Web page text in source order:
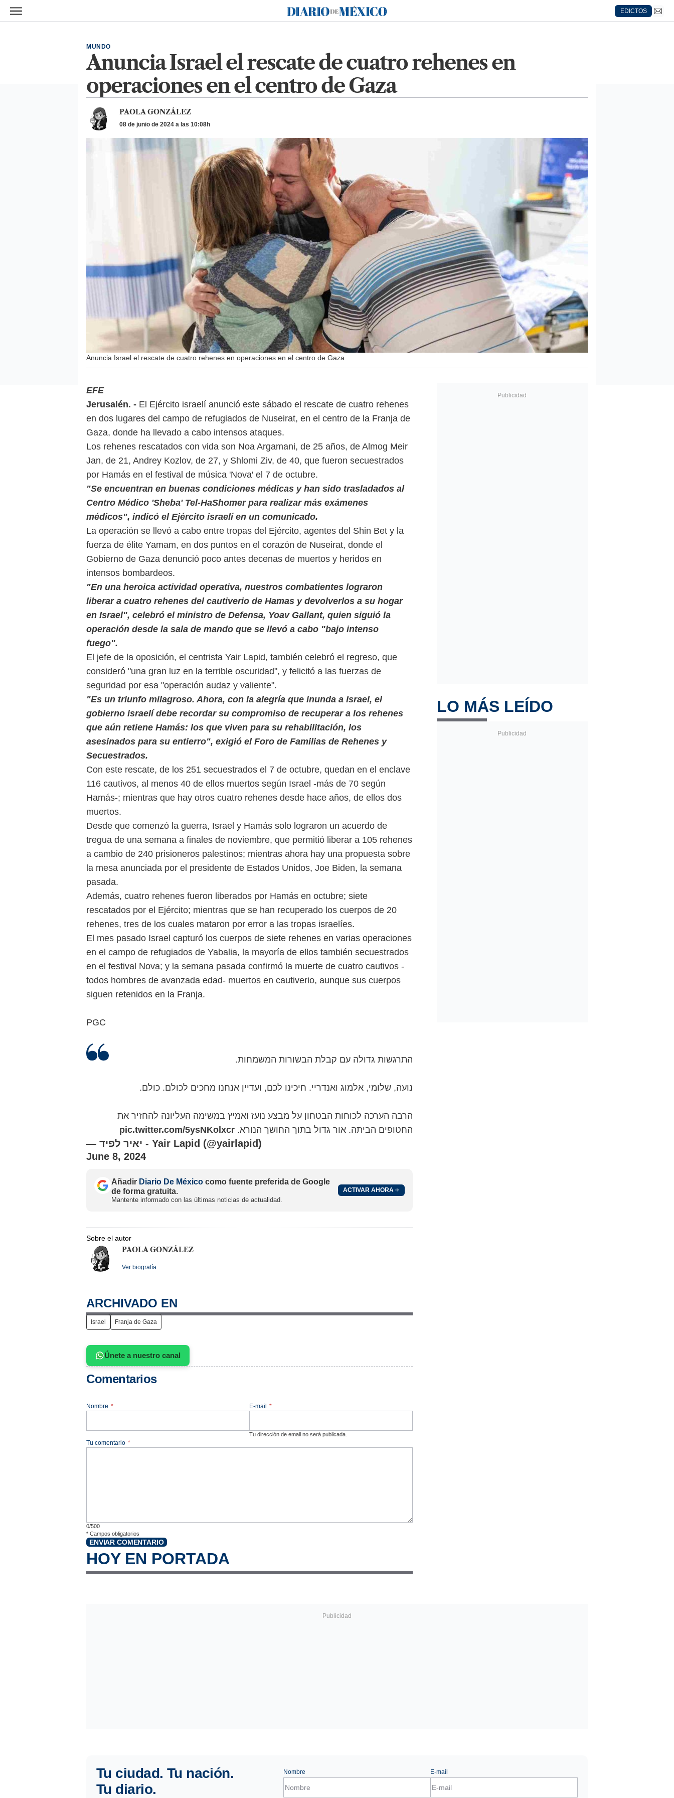
Ir al contenido principal
Diario de México
EDICTOS
Anuncia Israel el rescate de cuatro rehenes en
operaciones en el centro de Gaza
MUNDO
PAOLA GONZÁLEZ
08 de junio de 2024 a las 10:08h
Anuncia Israel el rescate de cuatro rehenes en operaciones en el centro de Gaza
EFE
Jerusalén. - El Ejército israelí anunció este sábado el rescate de cuatro rehenes
en dos lugares del campo de refugiados de Nuseirat, en el centro de la Franja de
Gaza, donde ha llevado a cabo intensos ataques.
Los rehenes rescatados con vida son Noa Argamani, de 25 años, de Almog Meir
Jan, de 21, Andrey Kozlov, de 27, y Shlomi Ziv, de 40, que fueron secuestrados
por Hamás en el festival de música 'Nova' el 7 de octubre.
"Se encuentran en buenas condiciones médicas y han sido trasladados al
Centro Médico 'Sheba' Tel-HaShomer para realizar más exámenes
médicos", indicó el Ejército israelí en un comunicado.
La operación se llevó a cabo entre tropas del Ejército, agentes del Shin Bet y la
fuerza de élite Yamam, en dos puntos en el corazón de Nuseirat, donde el
Gobierno de Gaza denunció poco antes decenas de muertos y heridos en
intensos bombardeos.
"En una heroica actividad operativa, nuestros combatientes lograron
liberar a cuatro rehenes del cautiverio de Hamas y devolverlos a su hogar
en Israel", celebró el ministro de Defensa, Yoav Gallant, quien siguió la
operación desde la sala de mando que se llevó a cabo "bajo intenso
fuego".
El jefe de la oposición, el centrista Yair Lapid, también celebró el regreso, que
consideró "una gran luz en la terrible oscuridad", y felicitó a las fuerzas de
seguridad por esa "operación audaz y valiente".
"Es un triunfo milagroso. Ahora, con la alegría que inunda a Israel, el
gobierno israelí debe recordar su compromiso de recuperar a los rehenes
que aún retiene Hamás: los que viven para su rehabilitación, los
asesinados para su entierro", exigió el Foro de Familias de Rehenes y
Secuestrados.
Con este rescate, de los 251 secuestrados el 7 de octubre, quedan en el enclave
116 cautivos, al menos 40 de ellos muertos según Israel -más de 70 según
Hamás-; mientras que hay otros cuatro rehenes desde hace años, de ellos dos
muertos.
Desde que comenzó la guerra, Israel y Hamás solo lograron un acuerdo de
tregua de una semana a finales de noviembre, que permitió liberar a 105 rehenes
a cambio de 240 prisioneros palestinos; mientras ahora hay una propuesta sobre
la mesa anunciada por el presidente de Estados Unidos, Joe Biden, la semana
pasada.
Además, cuatro rehenes fueron liberados por Hamás en octubre; siete
rescatados por el Ejército; mientras que se han recuperado los cuerpos de 20
rehenes, tres de los cuales mataron por error a las tropas israelíes.
El mes pasado Israel capturó los cuerpos de siete rehenes en varias operaciones
en el campo de refugiados de Yabalia, la mayoría de ellos también secuestrados
en el festival Nova; y la semana pasada confirmó la muerte de cuatro cautivos -
todos hombres de avanzada edad- muertos en cautiverio, aunque sus cuerpos
siguen retenidos en la Franja.
PGC
התרגשות גדולה עם קבלת הבשורות המשמחות.
נועה, שלומי, אלמוג ואנדריי. חיכינו לכם, ועדיין אנחנו מחכים לכולם. כולם.
הרבה הערכה לכוחות הבטחון על מבצע נועז ואמיץ במשימה העליונה להחזיר את
החטופים הביתה. אור גדול בתוך החושך הנורא.pic.twitter.com/5ysNKolxcr
— יאיר לפיד - Yair Lapid (@yairlapid)
June 8, 2024
Añadir Diario De México como fuente preferida de Google
de forma gratuita.
Mantente informado con las últimas noticias de actualidad.
ACTIVAR AHORA
Sobre el autor
PAOLA GONZÁLEZ
Ver biografía
ARCHIVADO EN
Israel Franja de Gaza
Únete a nuestro canal
Comentarios
Nombre * E-mail *
Tu dirección de email no será publicada.
Tu comentario *
0/500
* Campos obligatorios
ENVIAR COMENTARIO
HOY EN PORTADA
LO MÁS LEÍDO
Tu ciudad. Tu nación.
Tu diario.
Nombre E-mail